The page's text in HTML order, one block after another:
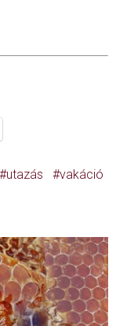
utazás
vakáció